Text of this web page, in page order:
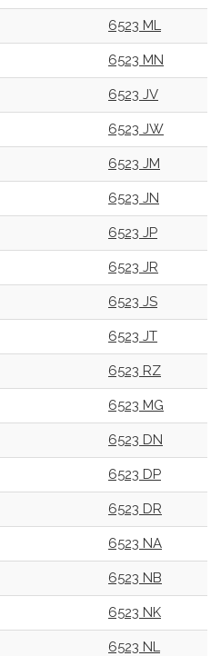
6523 ML
6523 MN
6523 JV
6523 JW
6523 JM
6523 JN
6523 JP
6523 JR
6523 JS
6523 JT
6523 RZ
6523 MG
6523 DN
6523 DP
6523 DR
6523 NA
6523 NB
6523 NK
6523 NL